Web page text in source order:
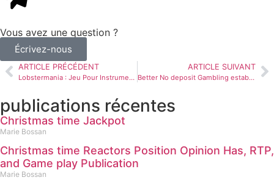
Vous avez une question ?
Écrivez-nous
ARTICLE PRÉCÉDENT
Lobstermania : Jeu Pour Instrument Pour Thunes Gratuitement Quelque peu Téléchargement de la mise à jour de l’application intense casino D’IGT
ARTICLE SUIVANT
Better No deposit Gambling establishment Incentives 2026 No Get interac online casino Necessary
publications récentes
Christmas time Jackpot
Marie Bossan
Christmas time Reactors Position Opinion Has, RTP,
and Game play Publication
Marie Bossan